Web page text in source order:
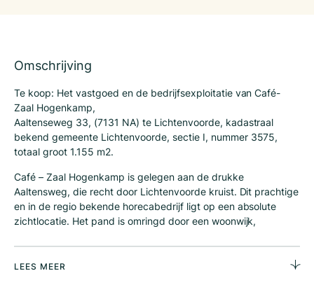
Omschrijving
Te koop: Het vastgoed en de bedrijfsexploitatie van Café-
Zaal Hogenkamp,
Aaltenseweg 33, (7131 NA) te Lichtenvoorde, kadastraal
bekend gemeente Lichtenvoorde, sectie I, nummer 3575,
totaal groot 1.155 m2.
Café – Zaal Hogenkamp is gelegen aan de drukke
Aaltensweg, die recht door Lichtenvoorde kruist. Dit prachtige
en in de regio bekende horecabedrijf ligt op een absolute
zichtlocatie. Het pand is omringd door een woonwijk,
Historie: al decennialang staat Café – Zalencentrum
LEES MEER